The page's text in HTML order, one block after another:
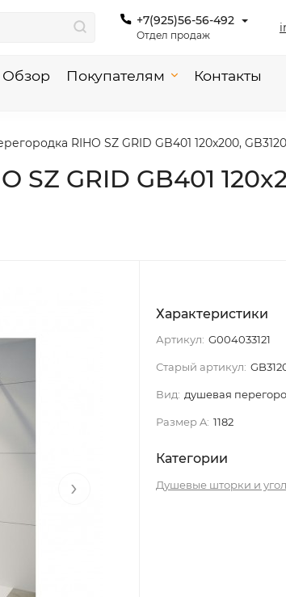
+7(925)56-56-492
Отдел продаж
Обзор Покупателям Контакты
RIHO SZ GRID GB401 120x200,
GRID GB401
›
Характеристики
Артикул: G004033121
Старый артикул:
Вид: душевая
Размер A: 1182
Категории
Душевые шторки и